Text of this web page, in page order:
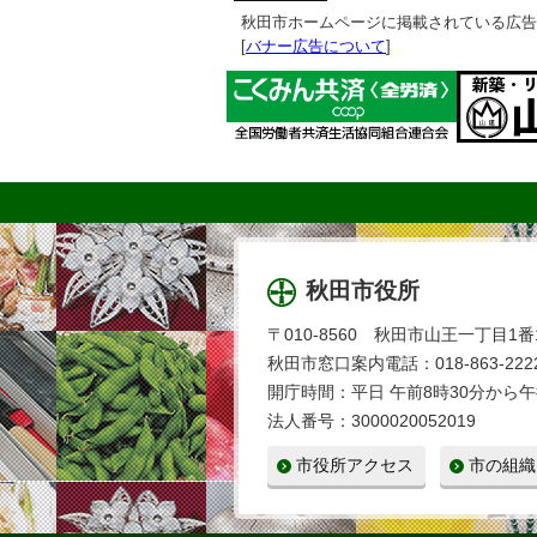
秋田市ホームページに掲載されている広
[バナー広告について]
秋田市役所
〒010-8560 秋田市山王一丁目1番
秋田市窓口案内電話：018-863-
開庁時間：平日 午前8時30分から
法人番号：3000020052019
市役所アクセス 市の組織